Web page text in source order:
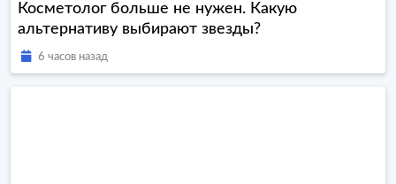
Косметолог больше не нужен. Какую
альтернативу выбирают звезды?
6 часов назад